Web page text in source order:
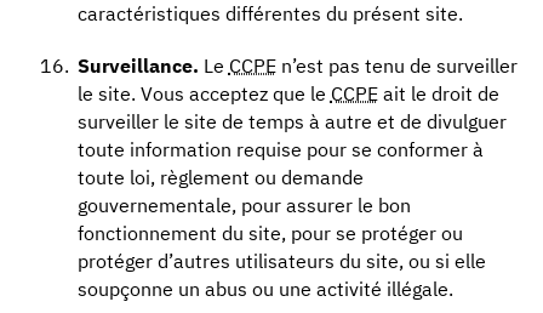
caractéristiques différentes du présent site.
Surveillance. Le CCPEn’est pas tenu de surveiller
le site. Vous acceptez que le CCPEait le droit de
surveiller le site de temps à autre et de divulguer
toute information requise pour se conformer à
toute loi, règlement ou demande
gouvernementale, pour assurer le bon
fonctionnement du site, pour se protéger ou
protéger d’autres utilisateurs du site, ou si elle
soupçonne un abus ou une activité illégale.